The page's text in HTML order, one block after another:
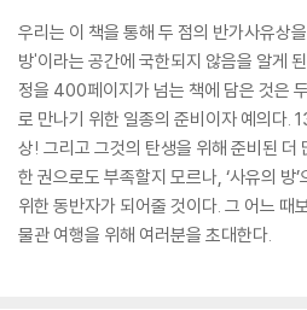
우리는 이 책을 통해 두 점의 반가사유상
방'이라는 공간에 국한되지 않음을 알게
정을 400페이지가 넘는 책에 담은 것은
로 만나기 위한 일종의 준비이자 예의다.
상! 그리고 그것의 탄생을 위해 준비된 더
한 권으로도 부족할지 모르나, ‘사유의 방
위한 동반자가 되어줄 것이다. 그 어느 때
물관 여행을 위해 여러분을 초대한다.